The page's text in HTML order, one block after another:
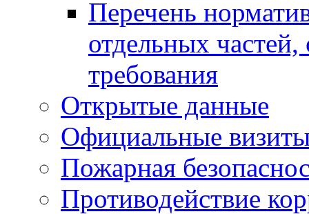
Перечень
отдельных
требования
Открытые данные
Официальные
Пожарная
Противодействие